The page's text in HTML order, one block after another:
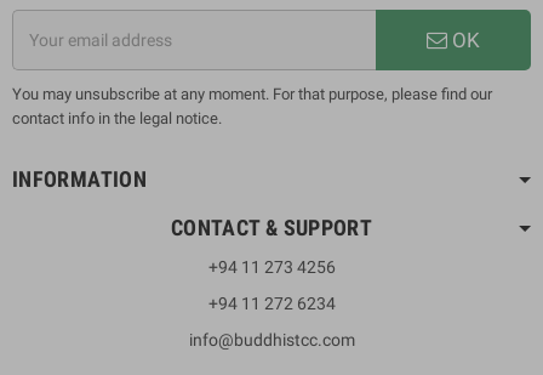
OK
You may unsubscribe at any moment. For that purpose, please find our
contact info in the legal notice.
INFORMATION
CONTACT & SUPPORT
+94 11 273 4256
+94 11 272 6234
info@buddhistcc.com